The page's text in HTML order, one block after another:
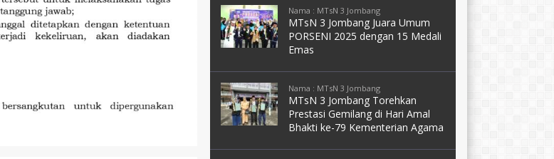
Nama : MTsN 3 Jombang
MTsN 3 Jombang Juara Umum
PORSENI 2025 dengan 15 Medali
Emas
Nama : MTsN 3 Jombang
MTsN 3 Jombang Torehkan
Prestasi Gemilang di Hari Amal
Bhakti ke-79 Kementerian Agama